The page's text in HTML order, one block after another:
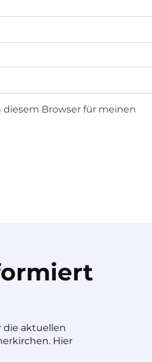
diesem Browser für meinen
die aktuellen
Hier